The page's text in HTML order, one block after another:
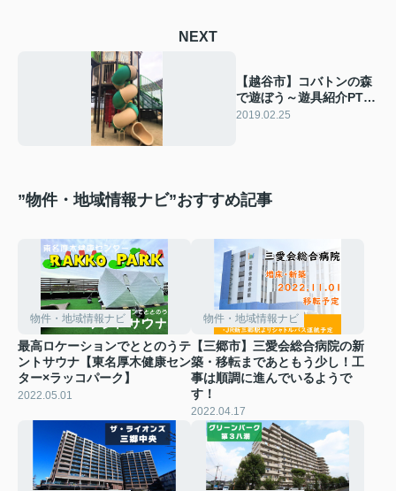
NEXT
【越谷市】コバトンの森
で遊ぼう～遊具紹介PT
４ スパイラルスライダ
2019.02.25
”物件・地域情報ナビ”おすすめ記事
物件・地域情報ナビ
最高ロケーションでととのうテ
ントサウナ【東名厚木健康セン
ター×ラッコパーク】
2022.05.01
物件・地域情報ナビ
【三郷市】三愛会総合病院の新
築・移転まであともう少し！工
事は順調に進んでいるようで
す！
2022.04.17